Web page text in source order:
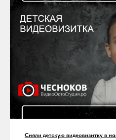
Сняли детскую видеовизитку в